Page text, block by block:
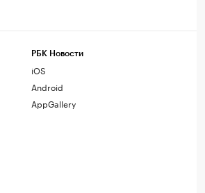
РБК Новости
iOS
Android
AppGallery